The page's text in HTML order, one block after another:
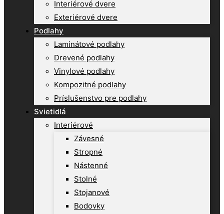
Interiérové dvere
Exteriérové dvere
Podlahy
Laminátové podlahy
Drevené podlahy
Vinylové podlahy
Kompozitné podlahy
Príslušenstvo pre podlahy
Svietidlá
Interiérové
Závesné
Stropné
Nástenné
Stolné
Stojanové
Bodovky